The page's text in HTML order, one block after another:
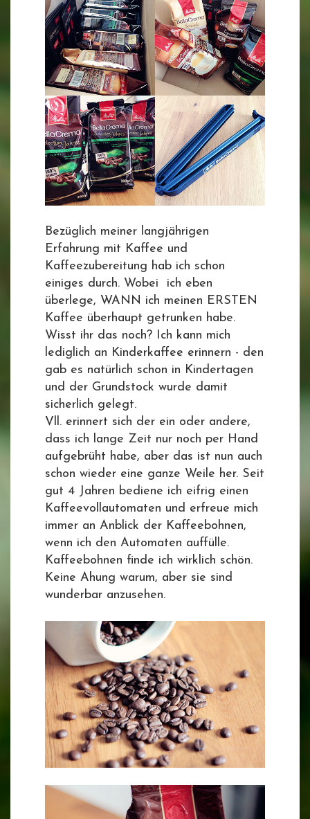
Bezüglich meiner langjährigen
Erfahrung mit Kaffee und
Kaffeezubereitung hab ich schon
einiges durch. Wobei ich eben
überlege, WANN ich meinen ERSTEN
Kaffee überhaupt getrunken habe.
Wisst ihr das noch? Ich kann mich
lediglich an Kinderkaffee erinnern - den
gab es natürlich schon in Kindertagen
und der Grundstock wurde damit
sicherlich gelegt.
Vll. erinnert sich der ein oder andere,
dass ich lange Zeit nur noch per Hand
aufgebrüht habe, aber das ist nun auch
schon wieder eine ganze Weile her. Seit
gut 4 Jahren bediene ich eifrig einen
Kaffeevollautomaten und erfreue mich
immer an Anblick der Kaffeebohnen,
wenn ich den Automaten auffülle.
Kaffeebohnen finde ich wirklich schön.
Keine Ahung warum, aber sie sind
wunderbar anzusehen.